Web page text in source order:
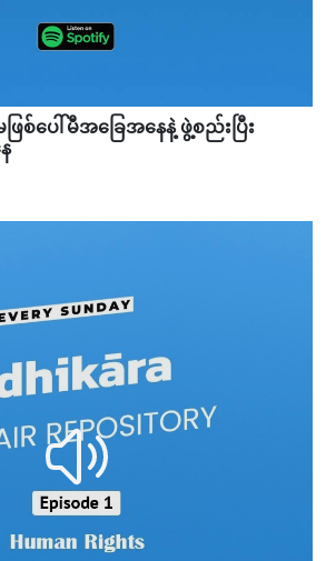
စ်ပေါ်မီအခြေအနေနဲ့ ဖွဲ့စည်းပြီး